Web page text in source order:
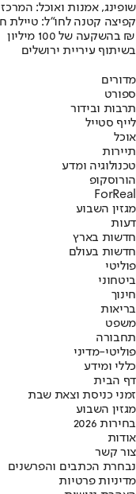
שופינג, אמנות ואוכל:
קפיצה קטנה לחו"ל: טיילת
בהשקעה של 100 מיליון ₪
בשיתוף עיריית ירושלים
מדורים
ספורט
תרבות ובידור
לייף סטייל
אוכל
תיירות
טכנולוגיה ומדע
הורוסקופ
ForReal
מגזין השבוע
דעות
חדשות בארץ
חדשות בעולם
פוליטי
ביטחוני
חינוך
בריאות
משפט
תחבורה
פוליטי-מדיני
כללי ומידע
דף הבית
זמני כניסת וצאת שבת
מגזין השבוע
בחירות 2026
אודות
צור קשר
נבחרת הכתבים והפרשנים
מדיניות פרטיות